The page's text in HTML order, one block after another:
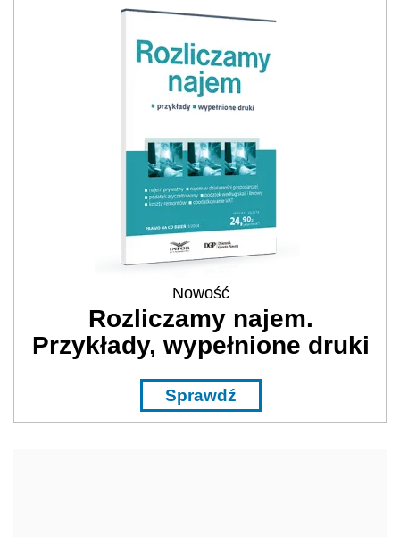
Nowość
Rozliczamy najem.
Przykłady, wypełnione druki
Sprawdź